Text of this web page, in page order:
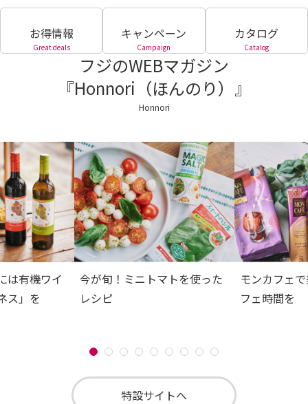
お得情報
Great deals
キャンペーン
Campaign
カタログ
Catalog
フジのWEBマガジン
『Honnori（ほんのり）』
Honnori
は有機ワイ
ス」を
今が旬！ミニトマトを使った
レシピ
モンカフェ
フェ時間を
特設サイトへ